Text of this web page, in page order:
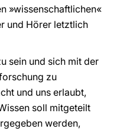
»wissenschaftlichen«
und Hörer letztlich
sein und sich mit der
zu
und uns erlaubt,
soll mitgeteilt
werden,